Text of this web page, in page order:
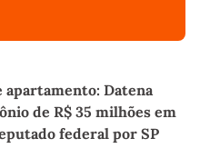
apartamento: Datena
de R$ 35 milhões em
federal por SP